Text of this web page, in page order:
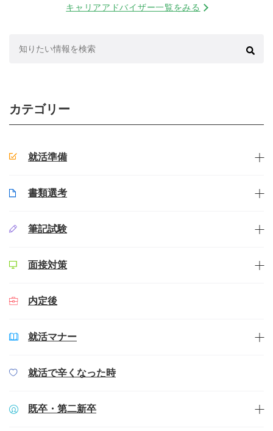
キャリアアドバイザー一覧をみる
カテゴリー
就活準備
書類選考
筆記試験
面接対策
内定後
就活マナー
就活で辛くなった時
既卒・第二新卒